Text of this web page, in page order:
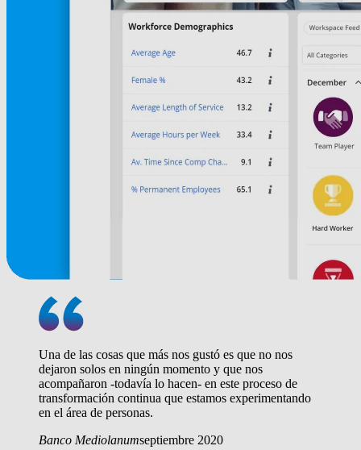
Una de las cosas que más nos gustó es que no nos
dejaron solos en ningún momento y que nos
acompañaron -todavía lo hacen- en este proceso de
transformación continua que estamos experimentando
en el área de personas.
Banco Mediolanumseptiembre 2020